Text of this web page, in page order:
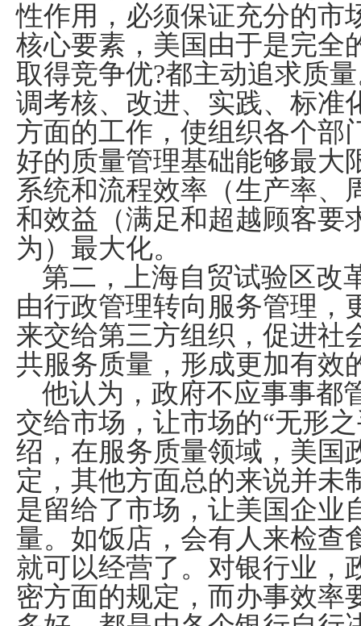
性作用，必须保证充分的市
核心要素，美国由于是完全
取得竞争优?都主动追求质
调考核、改进、实践、标准
方面的工作，使组织各个部
好的质量管理基础能够最大
系统和流程效率（生产率、
和效益（满足和超越顾客要
为）最大化。
第二，上海自贸试验区改
由行政管理转向服务管理，
来交给第三方组织，促进社
共服务质量，形成更加有效
他认为，政府不应事事都
交给市场，让市场的“无形
绍，在服务质量领域，美国
定，其他方面总的来说并未
是留给了市场，让美国企业
量。如饭店，会有人来检查
就可以经营了。对银行业，
密方面的规定，而办事效率